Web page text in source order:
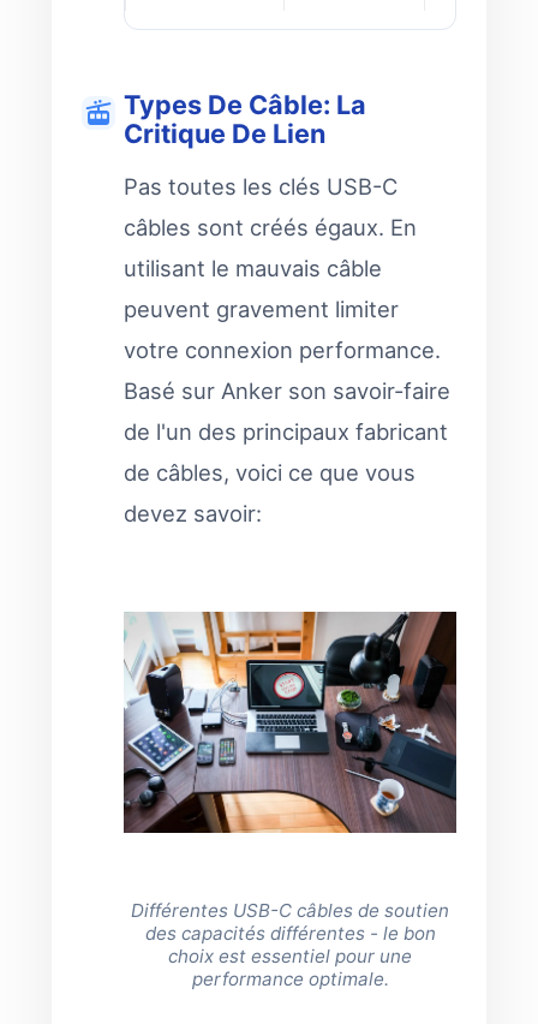
Types De Câble: La
Critique De Lien
Pas toutes les clés USB-C
câbles sont créés égaux. En
utilisant le mauvais câble
peuvent gravement limiter
votre connexion performance.
Basé sur Anker son savoir-faire
de l'un des principaux fabricant
de câbles, voici ce que vous
devez savoir:
Différentes USB-C câbles de soutien
des capacités différentes - le bon
choix est essentiel pour une
performance optimale.